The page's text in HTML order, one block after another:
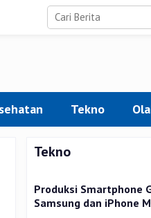
Tekno
Tekno
Produksi Smartphone
Samsung dan iPhone